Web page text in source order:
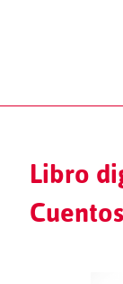
Libro
Cuentos